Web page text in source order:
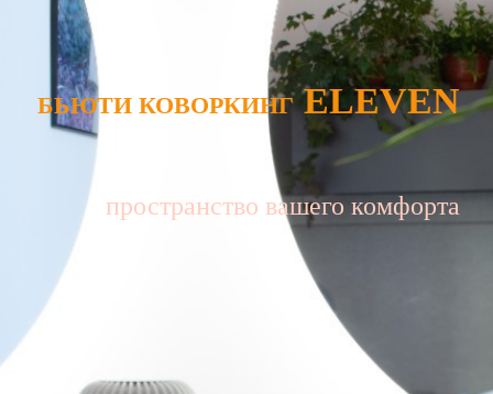
БЬЮТИ КОВОРКИНГ ELEVEN
пространство вашего комфорта